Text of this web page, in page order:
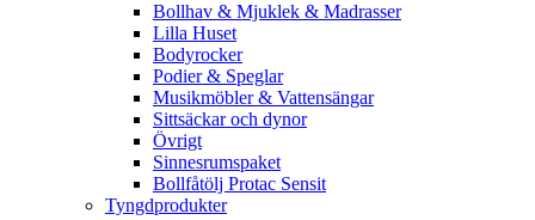
Bollhav & Mjuklek & Madrasser
Lilla Huset
Bodyrocker
Podier & Speglar
Musikmöbler & Vattensängar
Sittsäckar och dynor
Övrigt
Sinnesrumspaket
Bollfåtölj Protac Sensit
Tyngdprodukter